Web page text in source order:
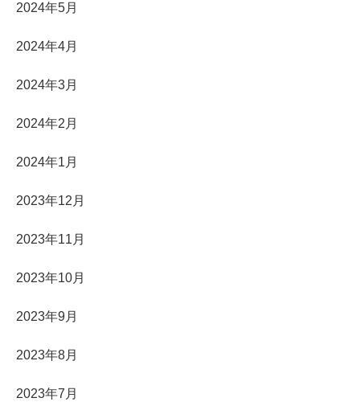
2024年5月
2024年4月
2024年3月
2024年2月
2024年1月
2023年12月
2023年11月
2023年10月
2023年9月
2023年8月
2023年7月